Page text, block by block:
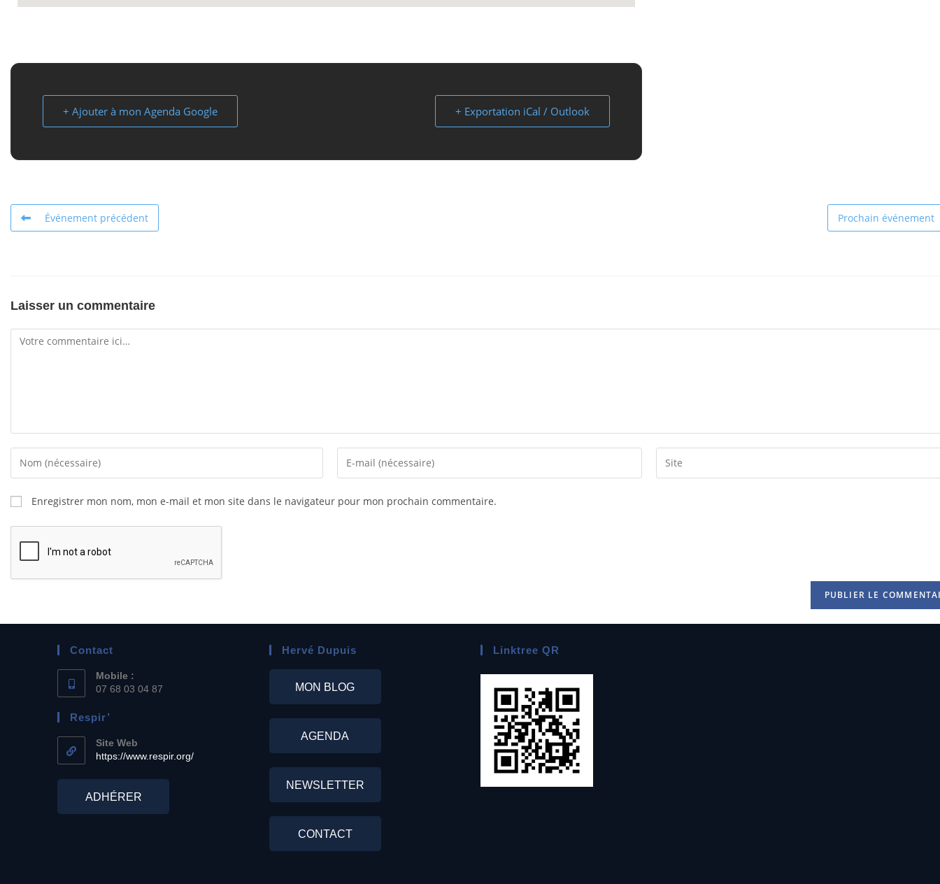
+ Ajouter à mon Agenda Google + Exportation iCal / Outlook
Événement précédent Prochain événement
Laisser un commentaire
Enregistrer mon nom, mon e-mail et mon site dans le navigateur pour mon prochain commentaire.
Contact
Mobile :
07 68 03 04 87
Respir’
Site Web
https://www.respir.org/
ADHÉRER
Hervé Dupuis
MON BLOG
AGENDA
NEWSLETTER
CONTACT
Linktree QR